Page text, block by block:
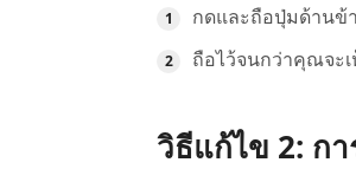
กดและถือปุ่มด้านข้
ถือไว้จนกว่าคุณจะ
วิธีแก้ไข 2: ก